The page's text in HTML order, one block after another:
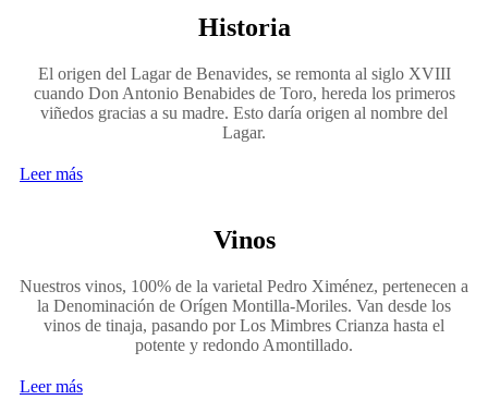
Historia
El origen del Lagar de Benavides, se remonta al siglo XVIII
cuando Don Antonio Benabides de Toro, hereda los primeros
viñedos gracias a su madre. Esto daría origen al nombre del
Lagar.
Leer más
Vinos
Nuestros vinos, 100% de la varietal Pedro Ximénez, pertenecen a
la Denominación de Orígen Montilla-Moriles. Van desde los
vinos de tinaja, pasando por Los Mimbres Crianza hasta el
potente y redondo Amontillado.
Leer más